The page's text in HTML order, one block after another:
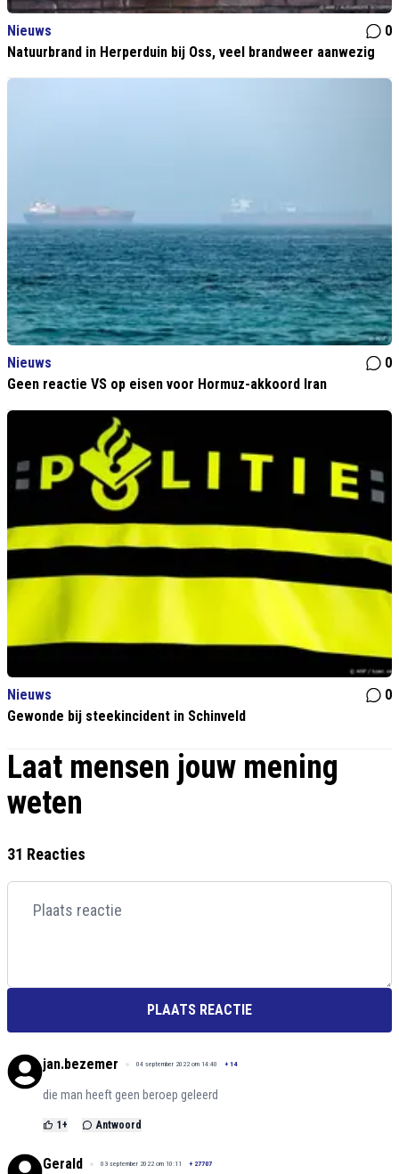
Nieuws
0
Natuurbrand in Herperduin bij Oss, veel brandweer aanwezig
Nieuws
0
Geen reactie VS op eisen voor Hormuz-akkoord Iran
Nieuws
0
Gewonde bij steekincident in Schinveld
Laat mensen jouw mening
weten
31 Reacties
PLAATS REACTIE
jan.bezemer 04 september 2022 om 14:40 + 14
die man heeft geen beroep geleerd
1 + Antwoord
Gerald 03 september 2022 om 10:11 + 27707